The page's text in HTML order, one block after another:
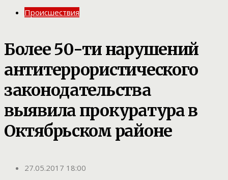
Происшествия
Более 50-ти нарушений
антитеррористического
законодательства
выявила прокуратура в
Октябрьском районе
27.05.2017 18:00